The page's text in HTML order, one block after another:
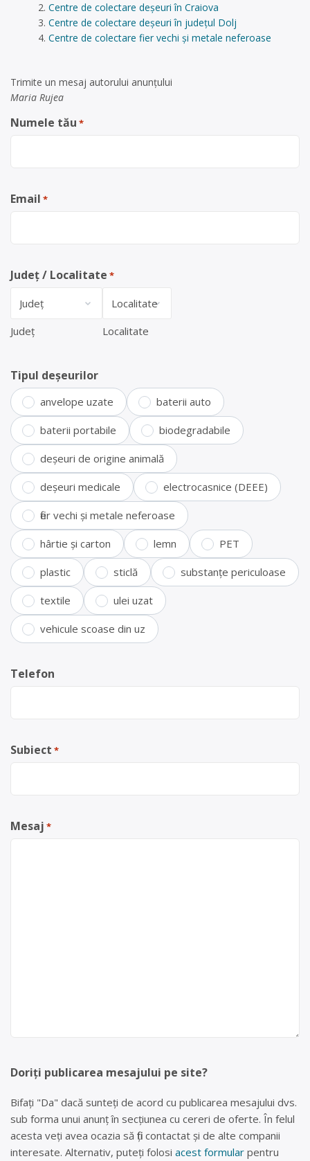
Centre de colectare deșeuri în Craiova
Centre de colectare deșeuri în județul Dolj
Centre de colectare fier vechi și metale neferoase
Trimite un mesaj autorului anunţului
Maria Rujea
Numele tău *
Email *
Județ / Localitate *
Județ Localitate
Tipul deșeurilor
anvelope uzate baterii auto
baterii portabile biodegradabile
deșeuri de origine animală
deșeuri medicale electrocasnice (DEEE)
fier vechi și metale neferoase
hârtie și carton lemn PET
plastic sticlă substanțe periculoase
textile ulei uzat
vehicule scoase din uz
Telefon
Subiect *
Mesaj *
Doriți publicarea mesajului pe site?
Bifați "Da" dacă sunteți de acord cu publicarea mesajului dvs.
sub forma unui anunț în secțiunea cu cereri de oferte. În felul
acesta veți avea ocazia să fiți contactat și de alte companii
interesate. Alternativ, puteți folosi acest formular pentru